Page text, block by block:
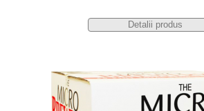
Detalii produs